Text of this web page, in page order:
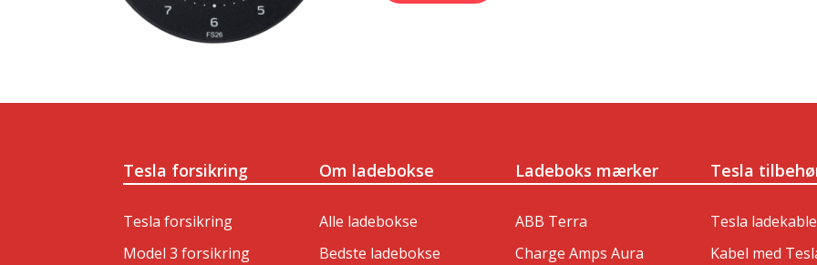
Tesla forsikring
Tesla forsikring
Model 3 forsikring
Om ladebokse
Alle ladebokse
Bedste ladebokse
Ladeboks mærker
ABB Terra
Charge Amps Aura
Tesla
Tesla
Kabel med